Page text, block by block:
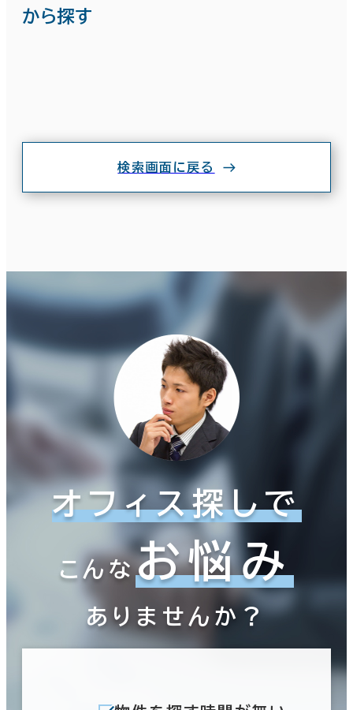
から探す
検索画面に戻る
オフィス探しで
こんなお悩み
ありませんか？
現在の条件
面積選択
坪数 人数
～
複数フロアを含む
賃料選択（共益費含）
坪単価 月総額
～